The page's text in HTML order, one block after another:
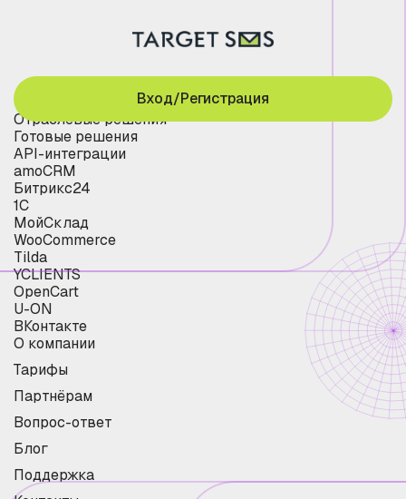
Отраслевые решения
Готовые решения
API-интеграции
amoCRM
Битрикс24
1С
МойСклад
WooCommerce
Tilda
YCLIENTS
OpenCart
U-ON
ВКонтакте
О компании
Тарифы
Партнёрам
Вопрос-ответ
Блог
Поддержка
Вход/Регистрация